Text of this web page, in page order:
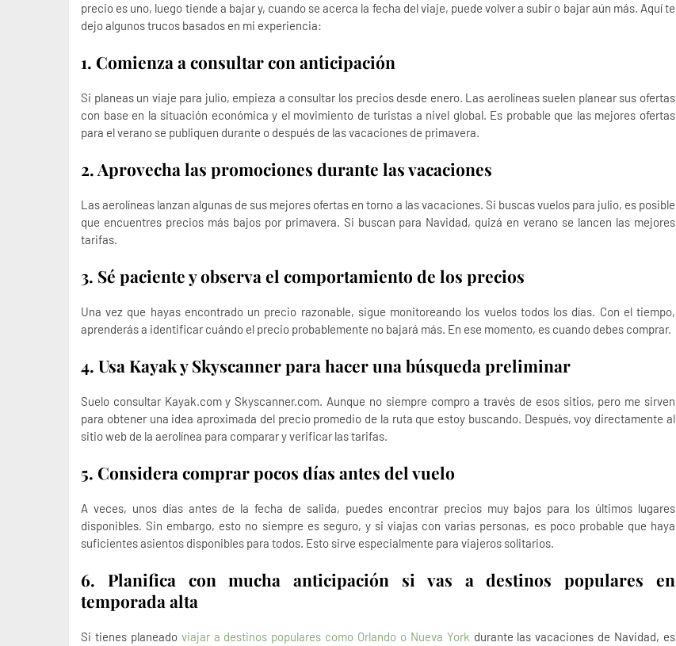
precio es uno, luego tiende a bajar y, cuando se acerca la fecha del viaje, puede volver a subir o bajar aún más. Aquí te
dejo algunos trucos basados en mi experiencia:
1. Comienza a consultar con anticipación
Si planeas un viaje para julio, empieza a consultar los precios desde enero. Las aerolíneas suelen planear sus ofertas
con base en la situación económica y el movimiento de turistas a nivel global. Es probable que las mejores ofertas
para el verano se publiquen durante o después de las vacaciones de primavera.
2. Aprovecha las promociones durante las vacaciones
Las aerolíneas lanzan algunas de sus mejores ofertas en torno a las vacaciones. Si buscas vuelos para julio, es posible
que encuentres precios más bajos por primavera. Si buscan para Navidad, quizá en verano se lancen las mejores
tarifas.
3. Sé paciente y observa el comportamiento de los precios
Una vez que hayas encontrado un precio razonable, sigue monitoreando los vuelos todos los días. Con el tiempo,
aprenderás a identificar cuándo el precio probablemente no bajará más. En ese momento, es cuando debes comprar.
4. Usa Kayak y Skyscanner para hacer una búsqueda preliminar
Suelo consultar Kayak.com y Skyscanner.com. Aunque no siempre compro a través de esos sitios, pero me sirven
para obtener una idea aproximada del precio promedio de la ruta que estoy buscando. Después, voy directamente al
sitio web de la aerolínea para comparar y verificar las tarifas.
5. Considera comprar pocos días antes del vuelo
A veces, unos días antes de la fecha de salida, puedes encontrar precios muy bajos para los últimos lugares
disponibles. Sin embargo, esto no siempre es seguro, y si viajas con varias personas, es poco probable que haya
suficientes asientos disponibles para todos. Esto sirve especialmente para viajeros solitarios.
6. Planifica con mucha anticipación si vas a destinos populares en
temporada alta
Si tienes planeado viajar a destinos populares como Orlando o Nueva York durante las vacaciones de Navidad, es